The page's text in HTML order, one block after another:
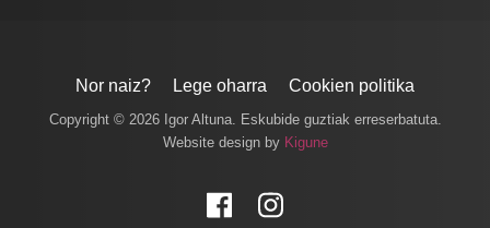
Nor naiz? Lege oharra Cookien politika
Copyright © 2026 Igor Altuna. Eskubide guztiak erreserbatuta.
Website design by Kigune
Facebook
Instagram